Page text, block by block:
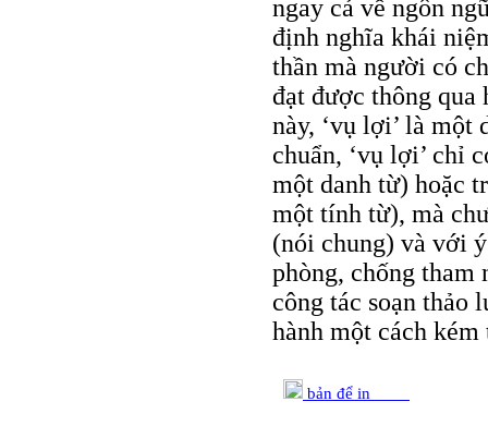
ngay cả về ngôn
định nghĩa khái
thần mà người có
đạt được thông qua
này, ‘vụ lợi’ là
chuẩn, ‘vụ lợi’ chỉ
một danh từ) hoặc
một tính từ), mà
(nói chung) và với
phòng, chống
công tác soạn thảo
hành một cách
bản để in